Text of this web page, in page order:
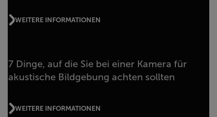
WEITERE INFORMATIONEN
7 Dinge, auf die Sie bei einer Kamera für
akustische Bildgebung achten sollten
WEITERE INFORMATIONEN